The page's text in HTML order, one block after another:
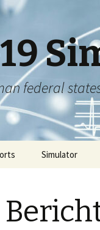
federal
Simulator
Bericht